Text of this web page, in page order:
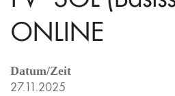
ONLINE
Datum/Zeit
27.11.2025